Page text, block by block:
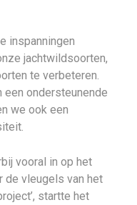
inspanningen
jachtwildsoorten,
te verbeteren.
een ondersteunende
we ook een
vooral in op het
de vleugels van het
startte het